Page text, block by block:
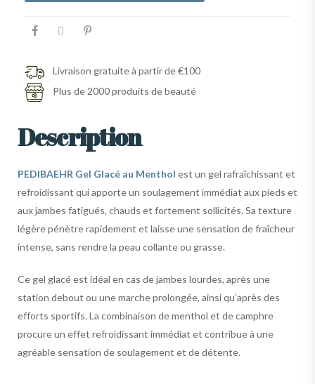
Livraison gratuite à partir de €100
Plus de 2000 produits de beauté
Description
PEDIBAEHR Gel Glacé au Menthol est un gel rafraîchissant et
refroidissant qui apporte un soulagement immédiat aux pieds et
aux jambes fatigués, chauds et fortement sollicités. Sa texture
légère pénètre rapidement et laisse une sensation de fraîcheur
intense, sans rendre la peau collante ou grasse.
Ce gel glacé est idéal en cas de jambes lourdes, après une
station debout ou une marche prolongée, ainsi qu’après des
efforts sportifs. La combinaison de menthol et de camphre
procure un effet refroidissant immédiat et contribue à une
agréable sensation de soulagement et de détente.